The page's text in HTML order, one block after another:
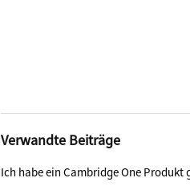
Verwandte Beiträge
Ich habe ein Cambridge One